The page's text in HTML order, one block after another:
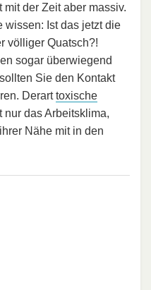
mit der Zeit aber massiv.
wissen: Ist das jetzt die
völliger Quatsch?!
sogar überwiegend
Sie den Kontakt
Derarttoxische
nur das Arbeitsklima,
Nähe mit in den